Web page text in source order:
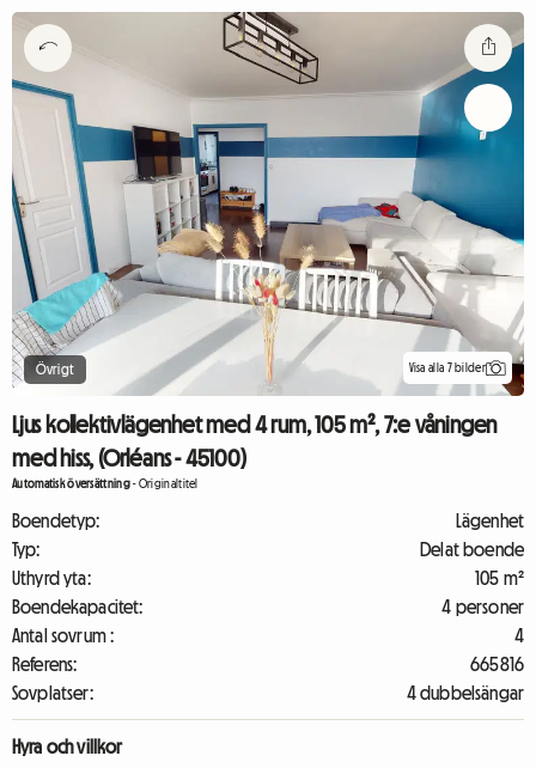
Övrigt Visa alla 7 bilder
Ljus kollektivlägenhet med 4 rum, 105 m², 7:e våningen
med hiss, (Orléans - 45100)
Automatisk översättning-Originaltitel
Boendetyp:
Lägenhet
Typ:
Delat boende
Uthyrd yta:
105 m²
Boendekapacitet:
4 personer
Antal sovrum :
4
Referens:
665816
Sovplatser:
4 dubbelsängar
Hyra och villkor